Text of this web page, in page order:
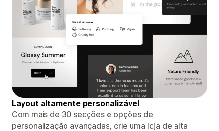
Layout altamente personalizável
Com mais de 30 secções e opções de
personalização avançadas, crie uma loja de alta